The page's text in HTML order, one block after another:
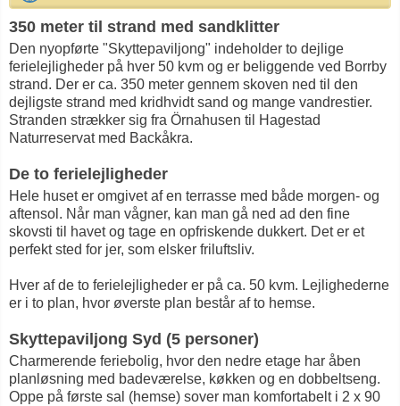
350 meter til strand med sandklitter
Den nyopførte "Skyttepaviljong" indeholder to dejlige
ferielejligheder på hver 50 kvm og er beliggende ved Borrby
strand. Der er ca. 350 meter gennem skoven ned til den
dejligste strand med kridhvidt sand og mange vandrestier.
Stranden strækker sig fra Örnahusen til Hagestad
Naturreservat med Backåkra.
De to ferielejligheder
Hele huset er omgivet af en terrasse med både morgen- og
aftensol. Når man vågner, kan man gå ned ad den fine
skovsti til havet og tage en opfriskende dukkert. Det er et
perfekt sted for jer, som elsker friluftsliv.
Hver af de to ferielejligheder er på ca. 50 kvm. Lejlighederne
er i to plan, hvor øverste plan består af to hemse.
Skyttepaviljong Syd (5 personer)
Charmerende feriebolig, hvor den nedre etage har åben
planløsning med badeværelse, køkken og en dobbeltseng.
Oppe på første sal (hemse) sover man komfortabelt i 2 x 90